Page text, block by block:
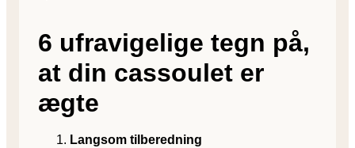
6 ufravigelige tegn på,
at din cassoulet er
ægte
Langsom tilberedning